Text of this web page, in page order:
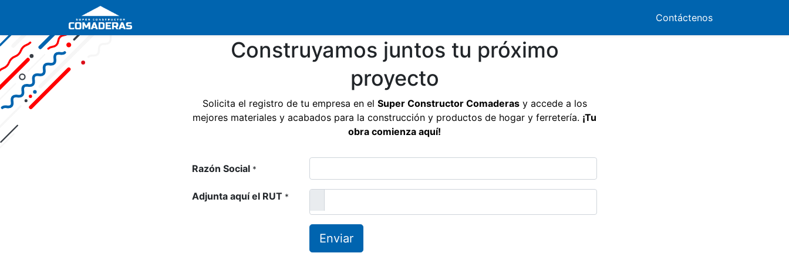
Contáctenos
Construyamos juntos tu próximo
proyecto
Solicita el registro de tu empresa en el Super Constructor Comaderasy accede a los
mejores materiales y acabados para la construcción y productos de hogar y ferretería. ¡Tu
obra comienza aquí!
Razón Social *
Adjunta aquí el RUT *
Enviar